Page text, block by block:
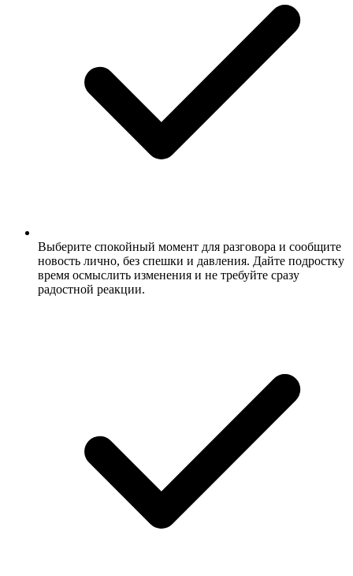
Выберите спокойный момент для разговора и сообщите
новость лично, без спешки и давления. Дайте подростку
время осмыслить изменения и не требуйте сразу
радостной реакции.